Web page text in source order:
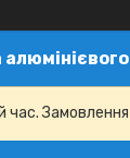
час.